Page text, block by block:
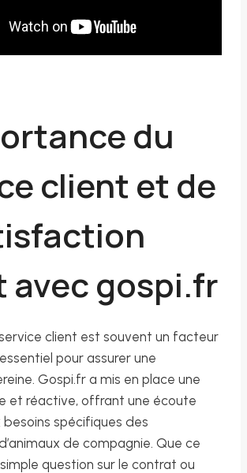
du
client et de
avec gospi.fr
client est souvent un facteur
pour assurer une
Gospi.fr a mis en place une
et réactive, offrant une écoute
spécifiques des
de compagnie. Que ce
question sur le contrat ou